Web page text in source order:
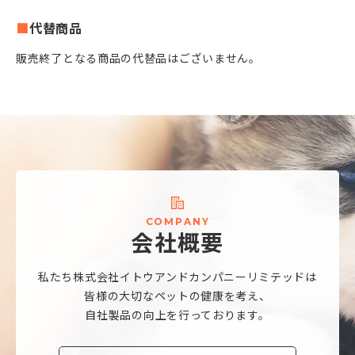
代替商品
販売終了となる商品の代替品はございません。
CO M P AN Y
会社概要
私たち株式会社イトウアンドカンパニーリミテッドは
皆様の大切なペットの健康を考え、
自社製品の向上を行っております。